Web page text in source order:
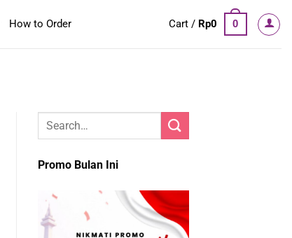
How to Order Cart / Rp0 0
Promo Bulan Ini